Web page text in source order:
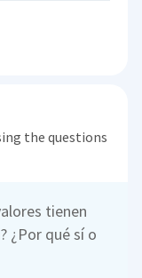
the questions
tienen
¿Por qué sí o